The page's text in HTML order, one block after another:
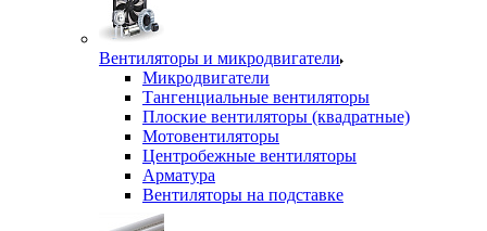
Вентиляторы и микродвигатели
Микродвигатели
Тангенциальные вентиляторы
Плоские вентиляторы (квадратные)
Мотовентиляторы
Центробежные вентиляторы
Арматура
Вентиляторы на подставке